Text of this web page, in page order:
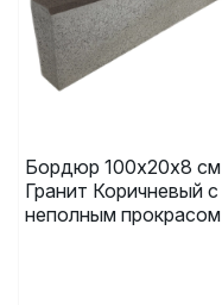
Бордюр 100х20х8 см
Гранит Коричневый с
неполным прокрасом